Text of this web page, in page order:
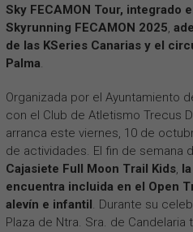
Sky FECAMON Tour, integrado
Skyrunning FECAMON 2025,
de las KSeries Canarias y el
Palma.
Organizada por el Ayuntamiento
con el Club de Atletismo Trecus
arranca este viernes, 10 de
de actividades. El fin de semana
Cajasiete Full Moon Trail Kids,
encuentra incluida en el Open
alevín e infantil. Durante su
Plaza de Ntra. Sra. de Candelaria